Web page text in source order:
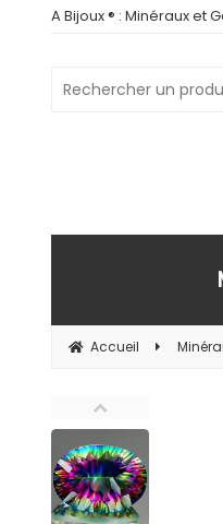
A Bijoux ® : Minéraux et
Accueil